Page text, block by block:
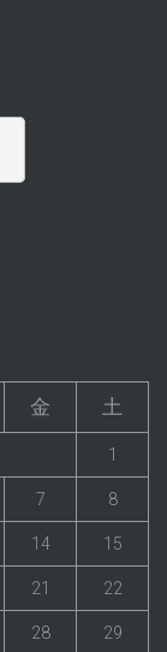
金 土
1
7 8
14 15
21 22
28 29